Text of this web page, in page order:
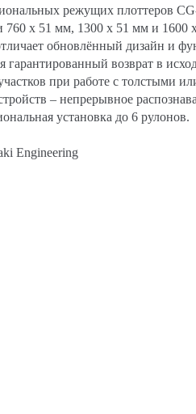
режущих плоттеров
760 х 51 мм, 1300 х 51 мм и
обновлённый дизайн и
гарантированный возврат в
при работе с толстыми
– непрерывное
установка до 6 рулонов.
Engineering